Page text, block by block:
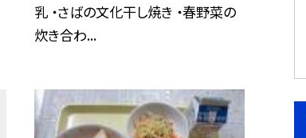
乳 ・さばの文化干し焼き ・春野菜の
炊き合わ...